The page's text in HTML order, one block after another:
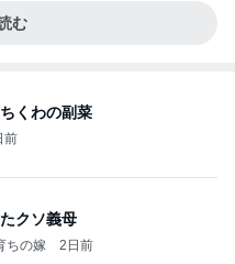
む
くわの副菜
前
クソ義母
ちの嫁 2日前